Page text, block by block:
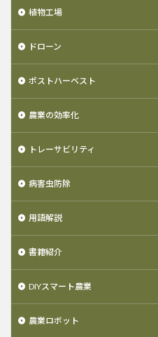
植物工場
ドローン
ポストハーベスト
農業の効率化
トレーサビリティ
病害虫防除
用語解説
書籍紹介
DIYスマート農業
農業ロボット